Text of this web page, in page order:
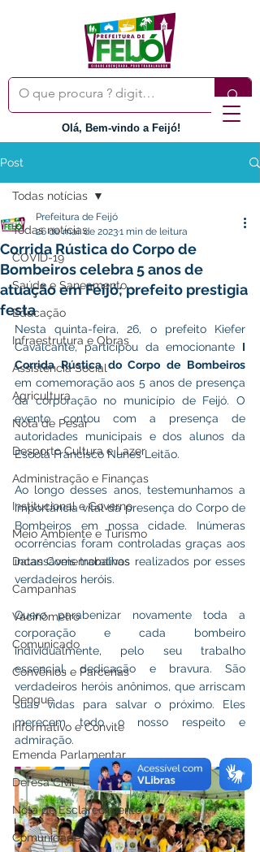
Olá, Bem-vindo a Feijó!
Post
Todas notícias
COVID-19
Saúde e Saneamento
Educação
Infraestrutura e Obras
Assistência Social
Agricultura
Nota de Pesar
Desporto Cultura e Lazer
Administração e Finanças
Institucional e Governo
Meio Ambiente e Turismo
Datas Comemorativas
Campanhas
Vacinômetro
Comunicado
Convênios e Parcerias
Dengue
Informativo e Convite
Emenda Parlamentar
Defesa Civil
Nota de Esclarecimento
Comunidade
Todas notícias
Corrida Rústica do Corpo de
Bombeiros celebra 5 anos de
atuação em Feijó; prefeito prestigia
festa
Prefeitura de Feijó
26 de mai. de 20231 min de leitura
Nesta quinta-feira, 26, o prefeito Kiefer
Cavalcante, participou da emocionante I
Corrida Rústica do Corpo de Bombeiros
em comemoração aos 5 anos de presença
da corporação no município de Feijó. O
evento contou com a presença de
autoridades municipais e dos alunos da
Escola Francisco Nunes Leitão.
Ao longo desses anos, testemunhamos a
importância vital da presença do Corpo de
Bombeiros em nossa cidade. Inúmeras
ocorrências foram controladas graças aos
incansáveis trabalhos realizados por esses
verdadeiros heróis.
Quero parabenizar novamente toda a
corporação e cada bombeiro
individualmente, pelo seu trabalho
essencial, dedicação e bravura. São
verdadeiros heróis anônimos, que arriscam
suas vidas para salvar o próximo. Eles
merecem todo o nosso respeito e
admiração.